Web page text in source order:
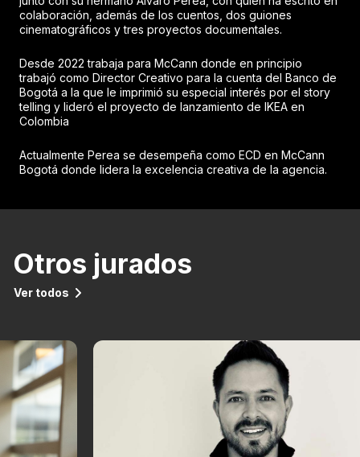
colaboración, además de los cuentos, dos guiones
cinematográficos y tres proyectos documentales.
Desde 2022 trabaja para McCann donde en principio
trabajó como Director Creativo para la cuenta del Banco de
Bogotá a la que le imprimió su especial interés por el story
telling y lideró el proyecto de lanzamiento de IKEA en
Colombia
Actualmente Perea se desempeña como ECD en McCann
Bogotá donde lidera la excelencia creativa de la agencia.
Otros jurados
Ver todos